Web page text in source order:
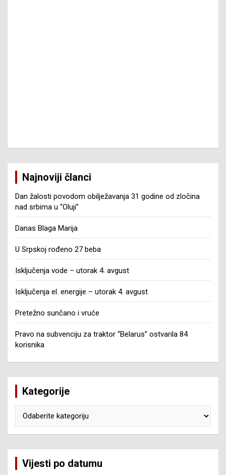
Najnoviji članci
Dan žalosti povodom obilježavanja 31 godine od zločina
nad srbima u “Oluji”
Danas Blaga Marija
U Srpskoj rođeno 27 beba
Isključenja vode – utorak 4. avgust
Isključenja el. energije – utorak 4. avgust
Pretežno sunčano i vruće
Pravo na subvenciju za traktor “Belarus” ostvarila 84
korisnika
Kategorije
Vijesti po datumu